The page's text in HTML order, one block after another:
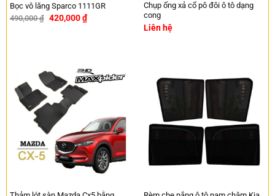
Bọc vô lăng Sparco 1111GR
490,000₫ 420,000₫
Chụp ống xả cổ pô đôi ô tô dạng
cong
Liên hệ